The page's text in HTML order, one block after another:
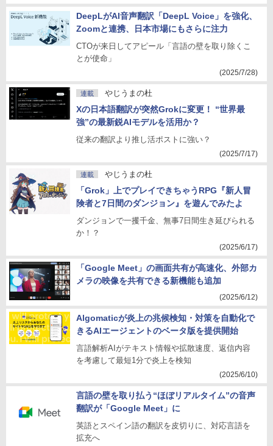
DeepLがAI音声翻訳「DeepL Voice」を強化、
Zoomと連携、日本市場にもさらに注力
CTOが来日してアピール「言語の壁を取り除くこ
とが使命」
(2025/7/28)
連載 やじうまの杜
Xの日本語翻訳が突然Grokに変更！ “世界最
強”の最新鋭AIモデルを活用か？
従来の翻訳より推し活ポストに強い？
(2025/7/17)
連載 やじうまの杜
「Grok」上でプレイできちゃうRPG『新人冒
険者と7日間のダンジョン』を遊んでみたよ
ダンジョンで一攫千金、無事7日間生き延びられる
か！？
(2025/6/17)
「Google Meet」の画面共有が高速化、外部カ
メラの映像を共有できる新機能も追加
(2025/6/12)
Algomaticが炎上の兆候検知・対策を自動化で
きるAIエージェントのベータ版を提供開始
言語解析AIがテキスト情報や拡散速度、返信内容
を考慮して最短1分で炎上を検知
(2025/6/10)
言語の壁を取り払う“ほぼリアルタイム”の音声
翻訳が「Google Meet」に
英語とスペイン語の翻訳を皮切りに、対応言語を
拡充へ